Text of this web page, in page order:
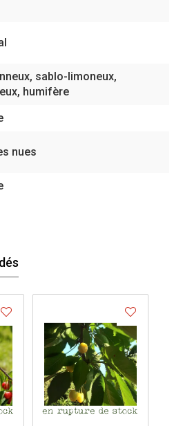
sablo-limoneux,
humifère
nues